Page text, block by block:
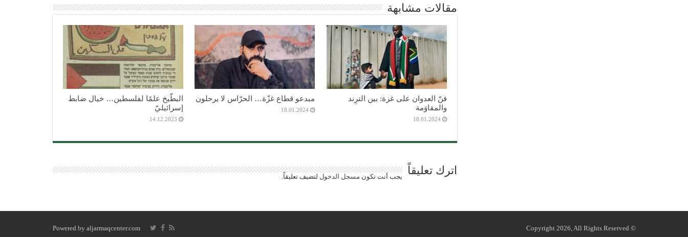
مقالات مشابهة
فنّ العدوان على غزة: بين الترِند
والمقاوَمة
18.01.2024
مبدعو قطاع غزّة… الحرّاس لا يرحلون
18.01.2024
البطّيخ علمًا لفلسطين… خيال ضابط
إسرائيليّ
14.12.2023
اترك تعليقاً يجب أنت تكون مسجل الدخول لتضيف تعليقاً.
Powered by aljarmaqcenter.com © Copyright 2026, All Rights Reserved